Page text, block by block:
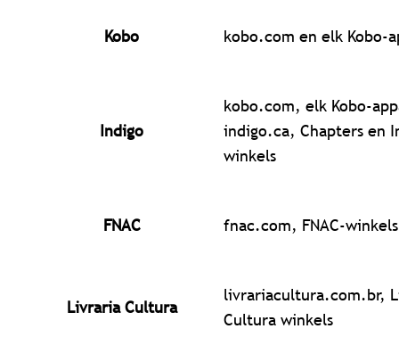
Kobo kobo.com en elk Kobo-
Indigo
kobo.com, elk Kobo-
indigo.ca, Chapters en
winkels
FNAC fnac.com, FNAC-winkels
Livraria Cultura
livrariacultura.com.br,
Cultura winkels